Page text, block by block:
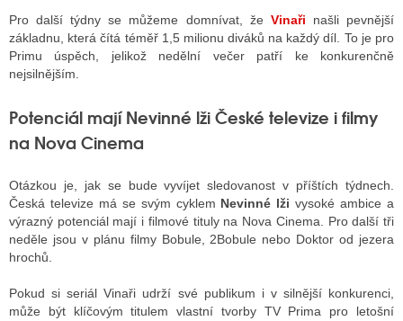
STRÁNKY RÁDIÍ
STRÁNKY TV
TISK
STÁT BLOGEREM
BLOGERA
Pro další týdny se můžeme domnívat, že Vinaři našli pevnější
základnu, která čítá téměř 1,5 milionu diváků na každý díl. To je pro
Primu úspěch, jelikož nedělní večer patří ke konkurenčně
nejsilnějším.
Potenciál mají Nevinné lži České televize i filmy
na Nova Cinema
Otázkou je, jak se bude vyvíjet sledovanost v příštích týdnech.
Česká televize má se svým cyklem Nevinné lži vysoké ambice a
výrazný potenciál mají i filmové tituly na Nova Cinema. Pro další tři
neděle jsou v plánu filmy Bobule, 2Bobule nebo Doktor od jezera
hrochů.
Pokud si seriál Vinaři udrží své publikum i v silnější konkurenci,
může být klíčovým titulem vlastní tvorby TV Prima pro letošní